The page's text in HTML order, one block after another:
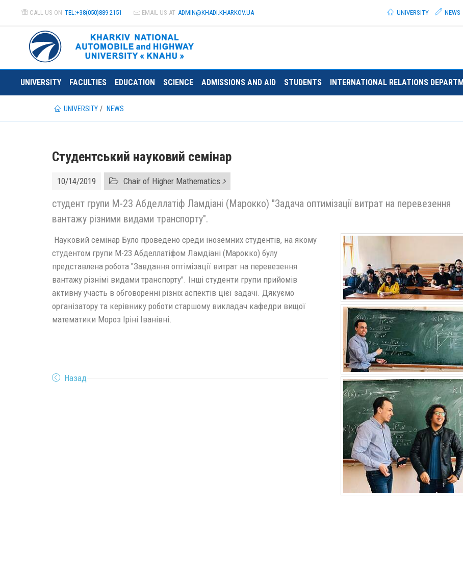
CALL US ON TEL:+38(050)889-2151 EMAIL US AT ADMIN@KHADI.KHARKOV.UA
UNIVERSITY
NEWS
UNIVERSITY FACULTIES EDUCATION SCIENCE ADMISSIONS AND AID STUDENTS INTERNATIONAL RELATIONS
UNIVERSITY NEWS
Студентський науковий семінар
10/14/2019 Chair of Higher Mathematics
студент групи М-23 Абделлатіф Ламдіані (Марокко) "Задача оптимізації витрат на перевезення
вантажу різними видами транспорту".
Науковий семінар Було проведено среди іноземних студентів, на якому
студентом групи М-23 Абделлатіфом Ламдіані (Марокко) булу
представлена ​​робота "Завдання оптімізації витрат на перевезення
вантажу різнімі видами транспорту". Інші студенти групи прийомів
активну участь в обговоренні різніх аспектів цієї задачі. Дякуємо
організатору та керівнику роботи старшому викладач кафедри вищої
математики Мороз Іріні Іванівні.
Назад